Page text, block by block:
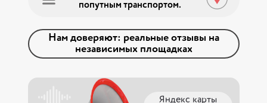
попутным транспортом.
Нам доверяют: реальные отзывы на
независимых площадках
Яндекс карты